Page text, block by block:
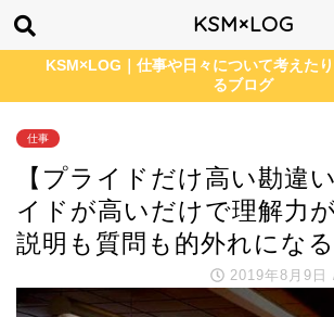
KSM×LOG
KSM×LOG｜仕事や日々について考えた
るブログ
仕事
【プライドだけ高い勘違
イドが高いだけで理解力
説明も質問も的外れにな
2019年8月9日